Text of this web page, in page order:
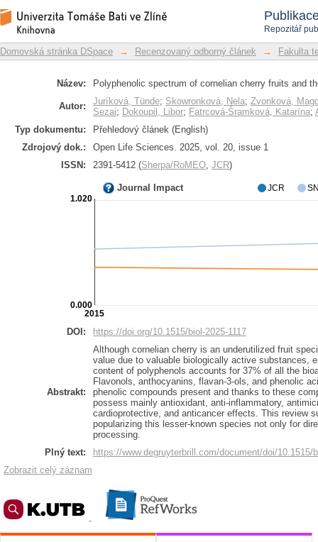
Repozitář
Polyphenolic spectrum of cornelian
Repozitář DSpace/Manakin
Domovská stránka DSpace → Recenzovaný odborný článek → Fakulta
Název: Polyphenolic spectrum of cornelian cherry fruits and
Autor: Juríková, Tünde; Skowronková, Nela; Zvonková,
Sezai; Dokoupil, Libor; Fatrcová-Šramková, Katarína;
Typ dokumentu:
Přehledový článek (English)
Zdrojový dok.:
Open Life Sciences. 2025, vol. 20, issue 1
ISSN:
2391-5412 (Sherpa/RoMEO, JCR)
Journal Impact
2015
0.000
1.020
JCR
DOI: https://doi.org/10.1515/biol-2025-1117
Abstrakt:
Although cornelian cherry is an underutilized fruit
value due to valuable biologically active substances,
content of polyphenols accounts for 37% of all the
Flavonols, anthocyanins, flavan-3-ols, and phenolic
phenolic compounds present and thanks to these
possess mainly antioxidant, anti-inflammatory,
cardioprotective, and anticancer effects. This review
popularizing this lesser-known species not only for
processing.
Plný text:
https://www.degruyterbrill.com/document/doi/10.1515/
Zobrazit celý záznam